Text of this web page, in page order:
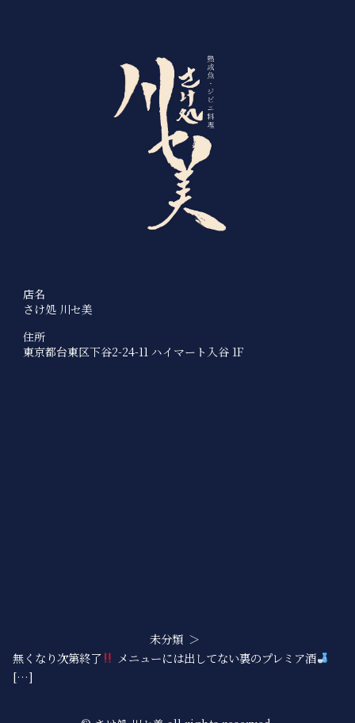
店名
さけ処 川セ美
住所
東京都台東区下谷2-24-11 ハイマート入谷 1F
未分類
無くなり次第終了
メニューには出してない裏のプレミア酒
[…]